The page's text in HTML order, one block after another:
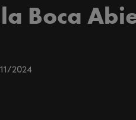
Boca
2024